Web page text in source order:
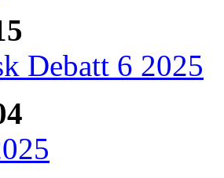
Debatt 6 2025